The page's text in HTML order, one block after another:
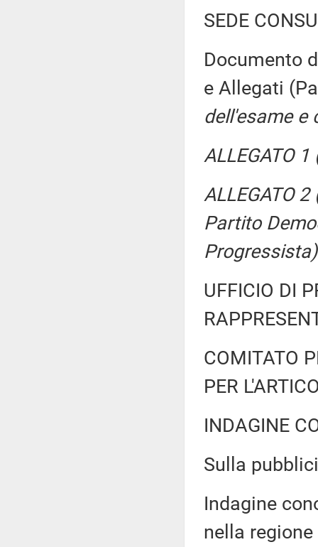
SEDE
Documento
e Allegati
dell'esame e
ALLEGATO
ALLEGATO
Partito
Progressista)
UFFICIO DI
COMITATO
PER
INDAGINE
Sulla
Indagine
nella